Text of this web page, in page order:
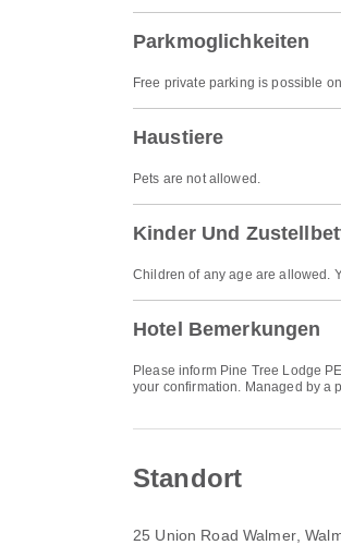
Parkmoglichkeiten
Free private parking is possible
Haustiere
Pets are not allowed.
Kinder Und
Children of any age are allowed.
Hotel Bemerkungen
Please inform Pine Tree Lodge
your confirmation. Managed by a
Standort
25 Union Road Walmer,